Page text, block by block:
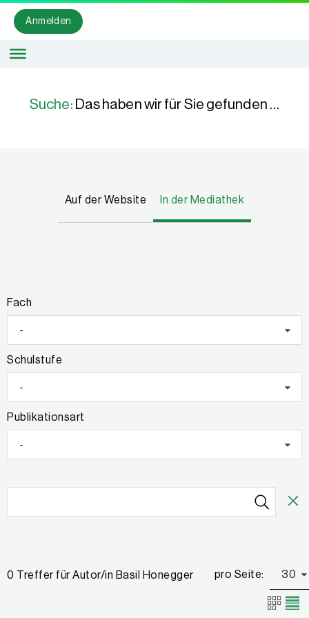
Anmelden
Suche: Das haben wir für Sie gefunden …
Auf der Website In der Mediathek
Fach
-
Schulstufe
-
Publikationsart
-
0 Treffer für Autor/in Basil Honegger pro Seite: 30